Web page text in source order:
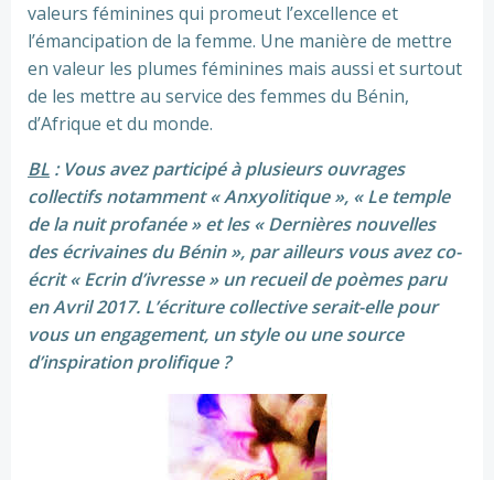
valeurs féminines qui promeut l’excellence et
l’émancipation de la femme. Une manière de mettre
en valeur les plumes féminines mais aussi et surtout
de les mettre au service des femmes du Bénin,
d’Afrique et du monde.
BL : Vous avez participé à plusieurs ouvrages
collectifs notamment « Anxyolitique », « Le temple
de la nuit profanée » et les « Dernières nouvelles
des écrivaines du Bénin », par ailleurs vous avez co-
écrit « Ecrin d’ivresse » un recueil de poèmes paru
en Avril 2017. L’écriture collective serait-elle pour
vous un engagement, un style ou une source
d’inspiration prolifique ?